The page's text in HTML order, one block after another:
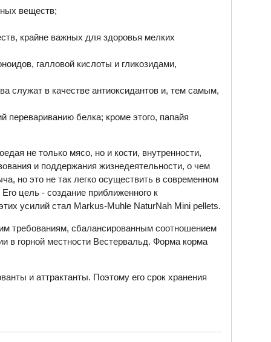
веществ;
крайне важных для здоровья мелких
галловой кислоты и гликозидами,
служат в качестве антиоксидантов и, тем самым,
белка; кроме этого, папайя
не только мясо, но и кости, внутренности,
и поддержания жизнедеятельности, о чем
но это не так легко осуществить в современном
цель - создание приближенного к
усилий стал Markus-Muhle NaturNah Mini pellets.
требованиям, сбалансированным соотношением
в горной местности Вестервальд. Форма корма
и аттрактанты. Поэтому его срок хранения